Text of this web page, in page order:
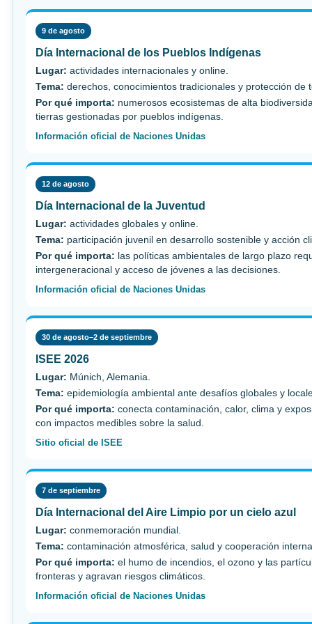
9 de agosto
Día Internacional de los Pueblos Indígenas
Lugar: actividades internacionales y online.
Tema: derechos, conocimientos tradicionales y protección de
Por qué importa: numerosos ecosistemas de alta
tierras gestionadas por pueblos indígenas.
Información oficial de Naciones Unidas
12 de agosto
Día Internacional de la Juventud
Lugar: actividades globales y online.
Tema: participación juvenil en desarrollo sostenible y acción
Por qué importa: las políticas ambientales de largo plazo
intergeneracional y acceso de jóvenes a las decisiones.
Información oficial de Naciones Unidas
30 de agosto–2 de septiembre
ISEE 2026
Lugar: Múnich, Alemania.
Tema: epidemiología ambiental ante desafíos globales y
Por qué importa: conecta contaminación, calor, clima y
con impactos medibles sobre la salud.
Sitio oficial de ISEE
7 de septiembre
Día Internacional del Aire Limpio por un cielo azul
Lugar: conmemoración mundial.
Tema: contaminación atmosférica, salud y cooperación
Por qué importa: el humo de incendios, el ozono y las
fronteras y agravan riesgos climáticos.
Información oficial de Naciones Unidas